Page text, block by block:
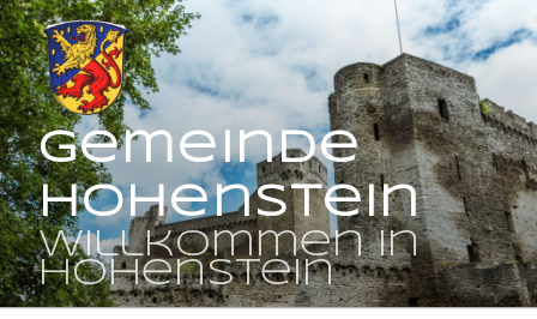
Zum
Inhalt
springen
Gemeinde
Hohenstein
Willkommen in
Hohenstein